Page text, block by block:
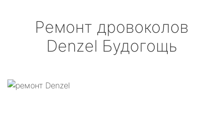
Ремонт дровоколов
Denzel Будогощь